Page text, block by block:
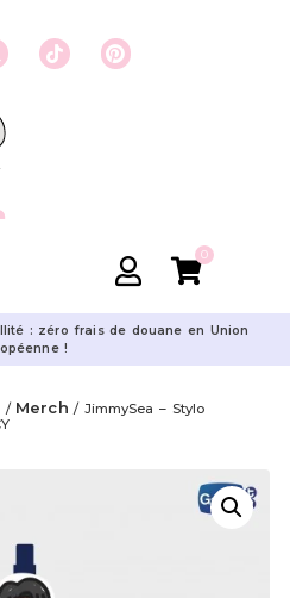
0
: zéro frais de douane en Union
!
/ Merch / JimmySea – Stylo